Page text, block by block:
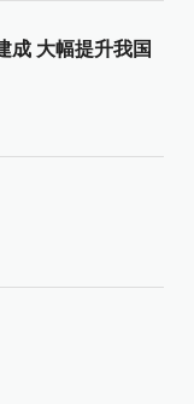
成 大幅提升我国